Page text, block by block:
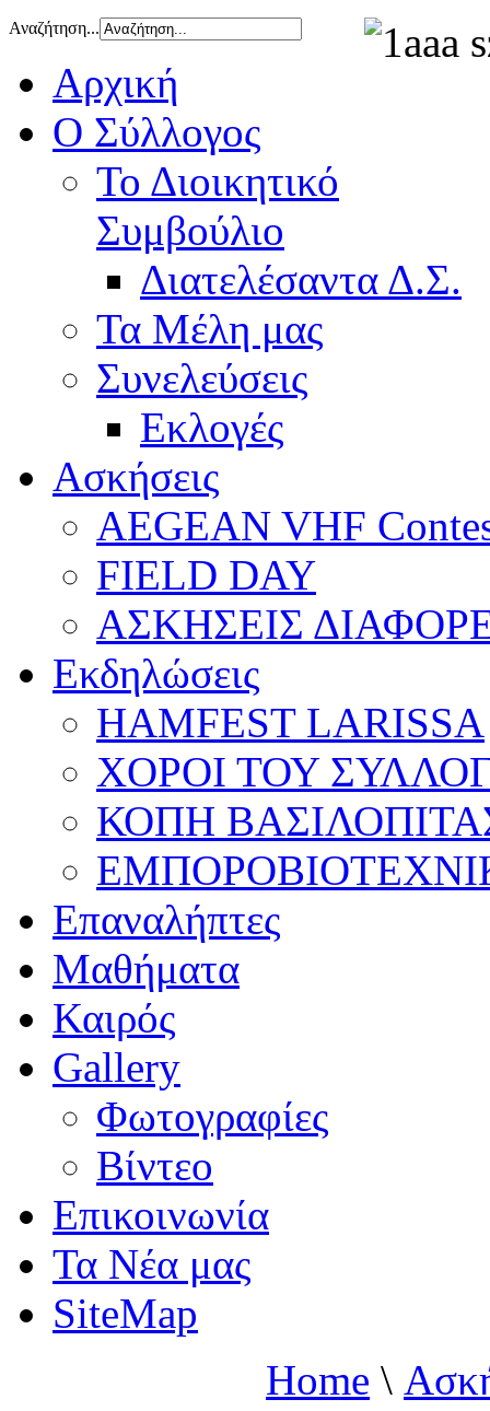
Αναζήτηση...
Αρχική
Ο Σύλλογος
Το Διοικητικό
Συμβούλιο
Διατελέσαντα Δ.Σ.
Τα Μέλη μας
Συνελεύσεις
Εκλογές
Ασκήσεις
AEGEAN VHF
FIELD DAY
ΑΣΚΗΣΕΙΣ
Εκδηλώσεις
HAMFEST LARISSA
ΧΟΡΟΙ ΤΟΥ
ΚΟΠΗ
Επαναλήπτες
Μαθήματα
Καιρός
Gallery
Φωτογραφίες
Βίντεο
Επικοινωνία
Τα Νέα μας
SiteMap
Home \